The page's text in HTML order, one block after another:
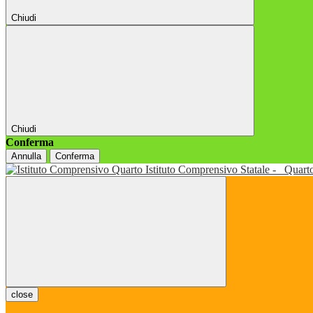
Chiudi
Chiudi
Conferma
Annulla Conferma
Istituto Comprensivo Statale -
close